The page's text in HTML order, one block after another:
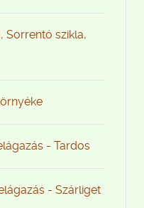
Sorrentó szikla,
- Tardos
- Szárliget